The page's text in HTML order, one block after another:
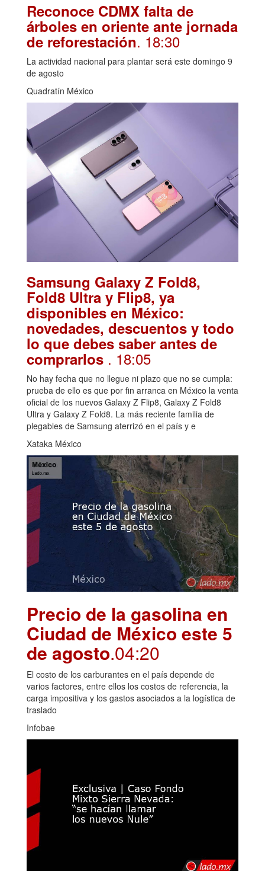
Reconoce CDMX falta de
árboles en oriente ante jornada
de reforestación. 18:30
La actividad nacional para plantar será este domingo 9
de agosto
Quadratín México
Samsung Galaxy Z Fold8,
Fold8 Ultra y Flip8, ya
disponibles en México:
novedades, descuentos y todo
lo que debes saber antes de
comprarlos . 18:05
No hay fecha que no llegue ni plazo que no se cumpla:
prueba de ello es que por fin arranca en México la venta
oficial de los nuevos Galaxy Z Flip8, Galaxy Z Fold8
Ultra y Galaxy Z Fold8. La más reciente familia de
plegables de Samsung aterrizó en el país y e
Xataka México
Precio de la gasolina en
Ciudad de México este 5
de agosto.04:20
El costo de los carburantes en el país depende de
varios factores, entre ellos los costos de referencia, la
carga impositiva y los gastos asociados a la logística de
traslado
Infobae